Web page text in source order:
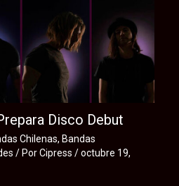
Disco Debut
Chilenas, Bandas
/ PorCipress /octubre 19,